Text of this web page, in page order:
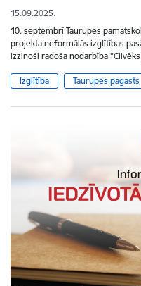
15.09.2025.
10. septembrī Taurupes
projekta neformālās izglītības
izzinoši radoša nodarbība
Izglītība Taurupes pagasts